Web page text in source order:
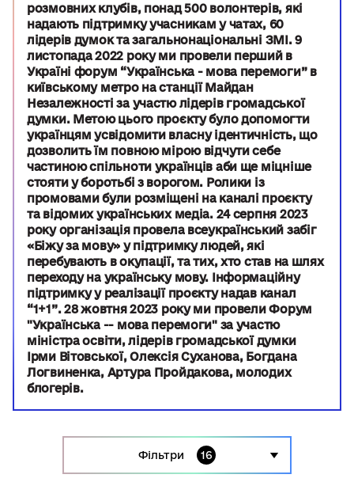
розмовних клубів, понад 500 волонтерів, які
надають підтримку учасникам у чатах, 60
лідерів думок та загальнонаціональні ЗМІ. 9
листопада 2022 року ми провели перший в
Україні форум “Українська - мова перемоги” в
київському метро на станції Майдан
Незалежності за участю лідерів громадської
думки. Метою цього проєкту було допомогти
українцям усвідомити власну ідентичність, що
дозволить їм повною мірою відчути себе
частиною спільноти українців аби ще міцніше
стояти у боротьбі з ворогом. Ролики із
промовами були розміщені на каналі проєкту
та відомих українських медіа. 24 серпня 2023
року організація провела всеукраїнський забіг
«Біжу за мову» у підтримку людей, які
перебувають в окупації, та тих, хто став на шлях
переходу на українську мову. Інформаційну
підтримку у реалізації проєкту надав канал
“1+1”. 28 жовтня 2023 року ми провели Форум
"Українська -- мова перемоги" за участю
міністра освіти, лідерів громадської думки
Ірми Вітовської, Олексія Суханова, Богдана
Логвиненка, Артура Пройдакова, молодих
блогерів.
Фільтри 16